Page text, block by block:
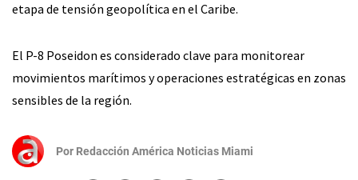
etapa de tensión geopolítica en el Caribe.
El P-8 Poseidon es considerado clave para monitorear
movimientos marítimos y operaciones estratégicas en zonas
sensibles de la región.
Por Redacción América Noticias Miami